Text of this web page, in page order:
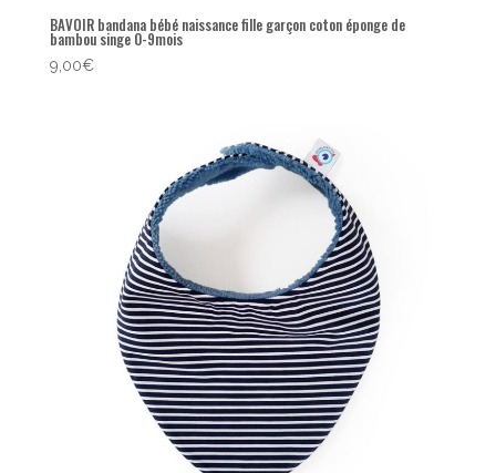
BAVOIR bandana bébé naissance fille garçon coton éponge de
bambou singe 0-9mois
9,00€